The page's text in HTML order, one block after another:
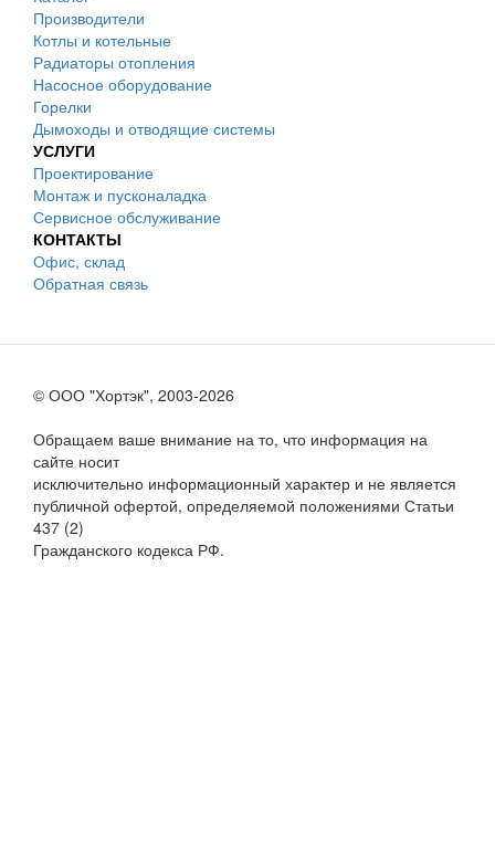
Производители
Котлы и котельные
Радиаторы отопления
Насосное оборудование
Горелки
Дымоходы и отводящие системы
УСЛУГИ
Проектирование
Монтаж и пусконаладка
Сервисное обслуживание
КОНТАКТЫ
Офис, склад
Обратная связь
© ООО "Хортэк", 2003-2026
Обращаем ваше внимание на то, что информация на
сайте носит
исключительно информационный характер и не является
публичной офертой, определяемой положениями Статьи
437 (2)
Гражданского кодекса РФ.